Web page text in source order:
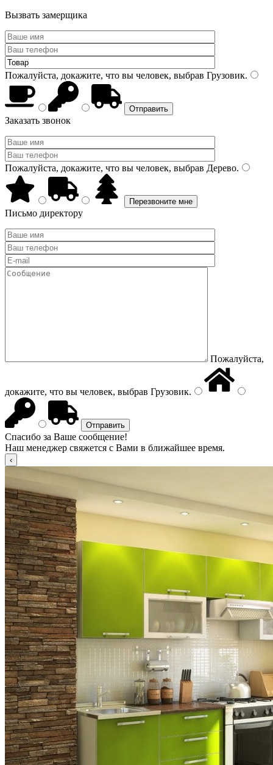
Вызвать замерщика
Пожалуйста, докажите, что вы человек, выбрав Грузовик.
Заказать звонок
Пожалуйста, докажите, что вы человек, выбрав Дерево.
Письмо директору
Пожалуйста,
докажите, что вы человек, выбрав Грузовик.
Спасибо за Ваше сообщение!
Наш менеджер свяжется с Вами в ближайшее время.